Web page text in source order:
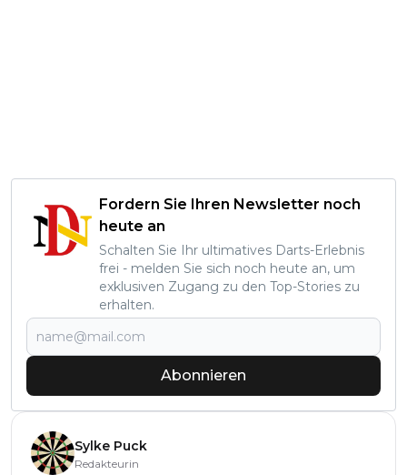
Fordern Sie Ihren Newsletter noch
heute an
Schalten Sie Ihr ultimatives Darts-Erlebnis
frei - melden Sie sich noch heute an, um
exklusiven Zugang zu den Top-Stories zu
erhalten.
Abonnieren
Sylke Puck
Redakteurin